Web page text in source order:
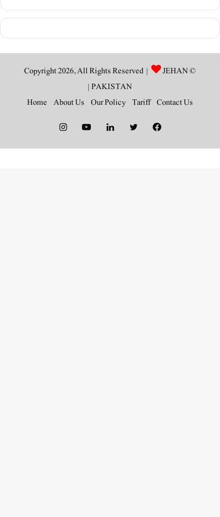
© Copyright 2026, All Rights Reserved |
JEHAN
PAKISTAN
|
Contact Us
Tariff
Our Policy
About Us
Home
Facebook
Twitter
LinkedIn
YouTube
Instagram